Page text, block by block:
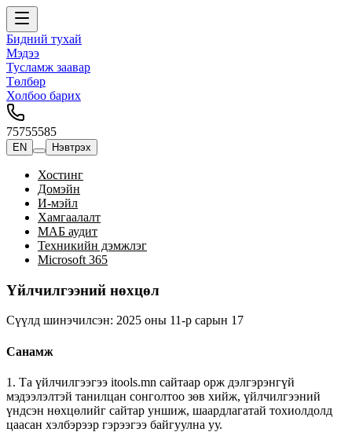
Бидний тухай
Мэдээ
Тусламж заавар
Төлбөр
Холбоо барих
75755585
EN Нэвтрэх
Хостинг
Домэйн
И-мэйл
Хамгаалалт
МАБ аудит
Техникийн дэмжлэг
Microsoft 365
Үйлчилгээний нөхцөл
Сүүлд шинэчилсэн: 2025 оны 11-р сарын 17
Санамж
1. Та үйлчилгээгээ itools.mn сайтаар орж дэлгэрэнгүй
мэдээлэлтэй танилцан сонголтоо зөв хийж, үйлчилгээний
үндсэн нөхцөлийг сайтар уншиж, шаардлагатай тохиолдолд
цаасан хэлбэрээр гэрээгээ байгуулна уу.